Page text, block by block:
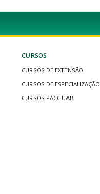
CURSOS
CURSOS DE EXTENSÃO
CURSOS DE ESPECIALIZAÇÃO
CURSOS PACC UAB